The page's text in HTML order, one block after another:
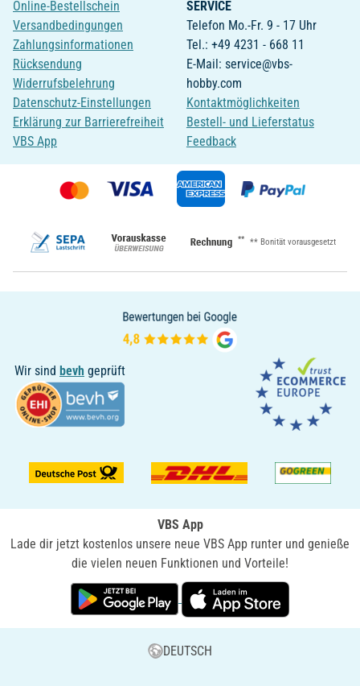
Online-Bestellschein
Versandbedingungen
Zahlungsinformationen
Rücksendung
Widerrufsbelehrung
Datenschutz-Einstellungen
Erklärung zur Barrierefreiheit
VBS App
SERVICE
Telefon Mo.-Fr. 9 - 17 Uhr
Tel.: +49 4231 - 668 11
E-Mail: service@vbs-
hobby.com
Kontaktmöglichkeiten
Bestell- und Lieferstatus
Feedback
** ** Bonität vorausgesetzt
Wir sind bevh geprüft
VBS App
Lade dir jetzt kostenlos unsere neue VBS App runter und genieße
die vielen neuen Funktionen und Vorteile!
DEUTSCH